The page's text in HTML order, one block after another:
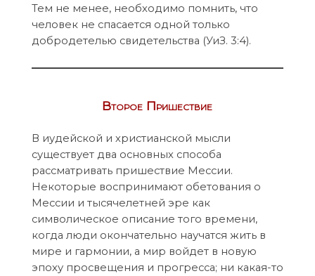
Тем не менее, необходимо помнить, что
человек не спасается одной только
добродетелью свидетельства (УиЗ. 3:4).
Второе Пришествие
В иудейской и христианской мысли
существует два основных способа
рассматривать пришествие Мессии.
Некоторые воспринимают обетования о
Мессии и тысячелетней эре как
символическое описание того времени,
когда люди окончательно научатся жить в
мире и гармонии, а мир войдет в новую
эпоху просвещения и прогресса; ни какая-то